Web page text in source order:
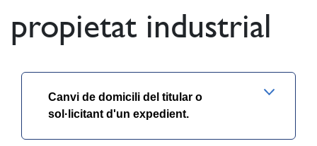
propietat industrial
Canvi de domicili del titular o
sol·licitant d'un expedient.